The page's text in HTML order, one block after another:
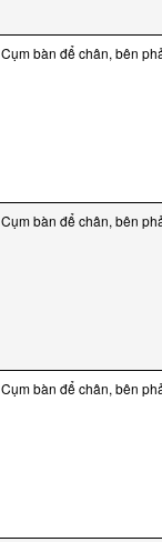
Cụm bàn để chân, bên
Cụm bàn để chân, bên
Cụm bàn để chân, bên